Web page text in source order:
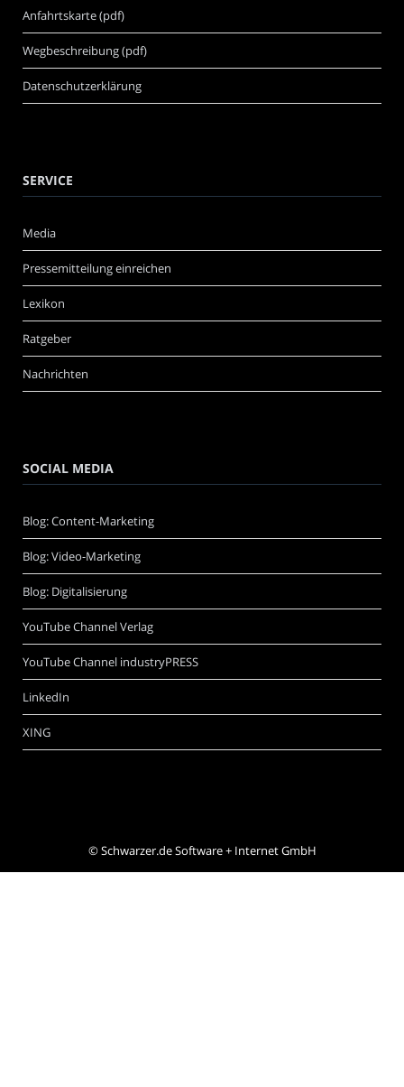
Anfahrtskarte (pdf)
Wegbeschreibung (pdf)
Datenschutzerklärung
SERVICE
Media
Pressemitteilung einreichen
Lexikon
Ratgeber
Nachrichten
SOCIAL MEDIA
Blog: Content-Marketing
Blog: Video-Marketing
Blog: Digitalisierung
YouTube Channel Verlag
YouTube Channel industryPRESS
LinkedIn
XING
©Schwarzer.de Software + Internet GmbH